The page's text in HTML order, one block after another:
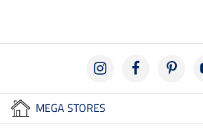
MEGA STORES